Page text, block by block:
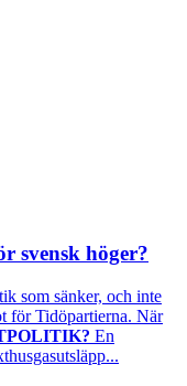
svensk höger?
som sänker, och inte
för Tidöpartierna. När
En